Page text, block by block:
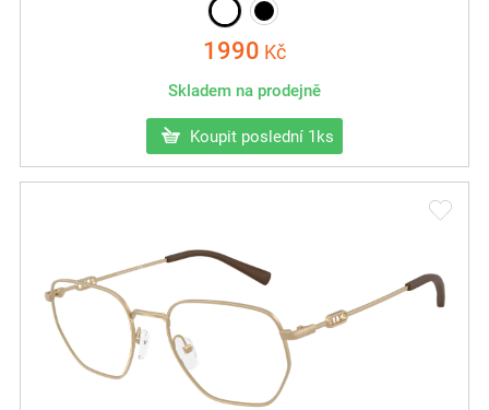
1990 Kč
Skladem na prodejně
Koupit poslední 1ks